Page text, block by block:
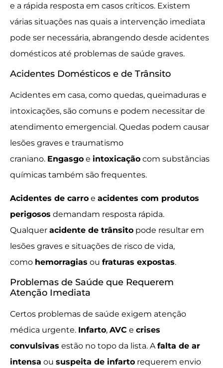
e a rápida resposta em casos críticos. Existem
várias situações nas quais a intervenção imediata
pode ser necessária, abrangendo desde acidentes
domésticos até problemas de saúde graves.
Acidentes Domésticos e de Trânsito
Acidentes em casa, como quedas, queimaduras e
intoxicações, são comuns e podem necessitar de
atendimento emergencial. Quedas podem causar
lesões graves e traumatismo
craniano. Engasgo e intoxicação com substâncias
químicas também são frequentes.
Acidentes de carro e acidentes com produtos
perigosos demandam resposta rápida.
Qualquer acidente de trânsito pode resultar em
lesões graves e situações de risco de vida,
como hemorragias ou fraturas expostas.
Problemas de Saúde que Requerem
Atenção Imediata
Certos problemas de saúde exigem atenção
médica urgente. Infarto, AVC e crises
convulsivas estão no topo da lista. Afalta de ar
intensa ou suspeita de infarto requerem envio